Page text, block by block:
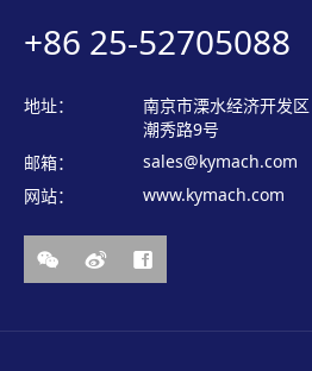
+86 25-52705088
地址：
南京市溧水经济开发区
潮秀路9号
邮箱：
sales@kymach.com
网站：
www.kymach.com